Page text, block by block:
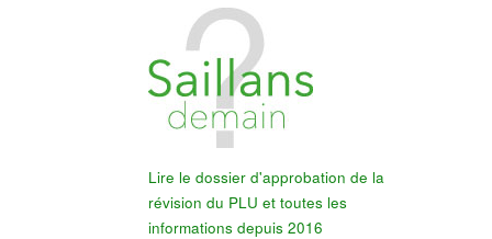
Lire le dossier d'approbation de la
révision du PLU et toutes les
informations depuis 2016